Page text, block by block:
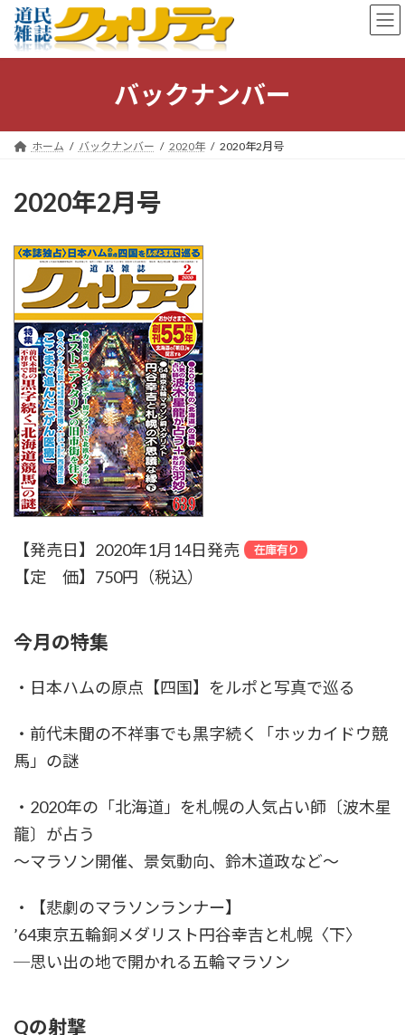
ン
キ
ー
に
バックナンバー
ホーム バックナンバー 2020年 2020年2月号
2020年2月号
【発売日】2020年1月14日発売
【定 価】750円（税込）
今月の特集
・日本ハムの原点【四国】をルポと写真で巡る
・前代未聞の不祥事でも黒字続く「ホッカイドウ競
馬」の謎
・2020年の「北海道」を札幌の人気占い師〔波木星
龍〕が占う
〜マラソン開催、景気動向、鈴木道政など〜
・【悲劇のマラソンランナー】
’64東京五輪銅メダリスト円谷幸吉と札幌〈下〉
─思い出の地で開かれる五輪マラソン
Qの射撃